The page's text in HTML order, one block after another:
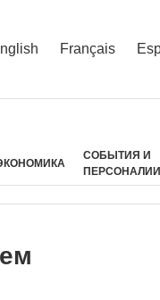
Français
СОБЫТИЯ И